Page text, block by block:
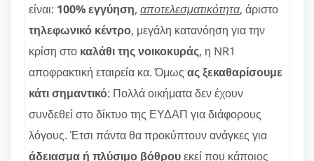
είναι: 100% εγγύηση, αποτελεσματικότητα, άριστο
τηλεφωνικό κέντρο, μεγάλη κατανόηση για την
κρίση στο καλάθι της νοικοκυράς, η NR1
αποφρακτική εταιρεία κα. Όμως ας ξεκαθαρίσουμε
κάτι σημαντικό: Πολλά οικήματα δεν έχουν
συνδεθεί στο δίκτυο της ΕΥΔΑΠ για διάφορους
λόγους. Έτσι πάντα θα προκύπτουν ανάγκες για
άδειασμα ή πλύσιμο βόθρουεκεί που κάποιος